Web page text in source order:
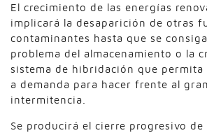
El crecimiento de las energías
implicará la desaparición de otras
contaminantes hasta que se
problema del almacenamiento o la
sistema de hibridación que permita
a demanda para hacer frente al
intermitencia.
Se producirá el cierre progresivo de